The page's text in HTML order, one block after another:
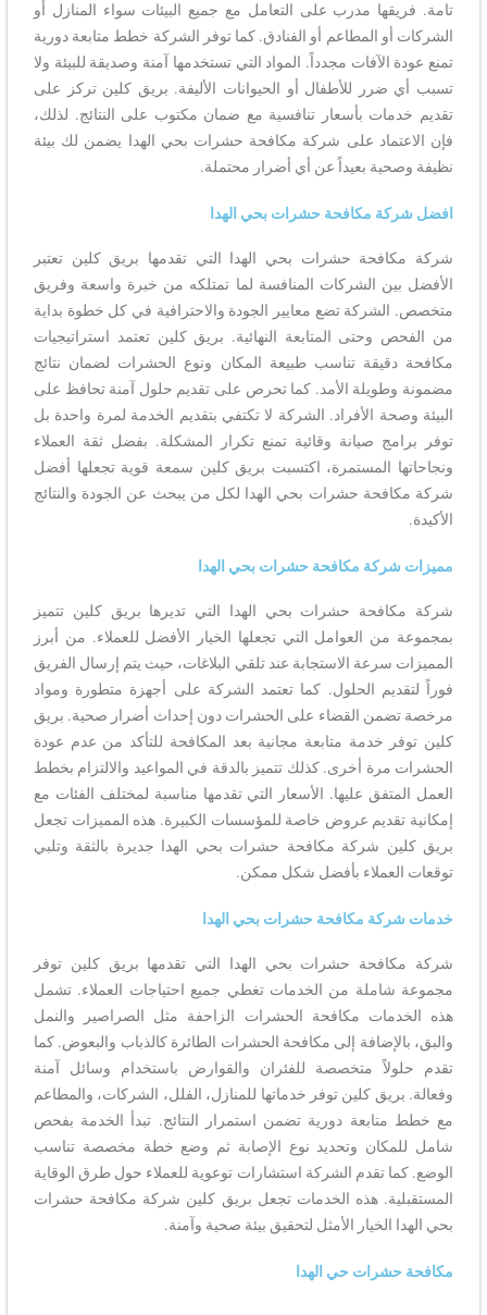
تامة. فريقها مدرب على التعامل مع جميع البيئات سواء المنازل أو
الشركات أو المطاعم أو الفنادق. كما توفر الشركة خطط متابعة دورية
تمنع عودة الآفات مجدداً. المواد التي تستخدمها آمنة وصديقة للبيئة ولا
تسبب أي ضرر للأطفال أو الحيوانات الأليفة. بريق كلين تركز على
تقديم خدمات بأسعار تنافسية مع ضمان مكتوب على النتائج. لذلك،
فإن الاعتماد على شركة مكافحة حشرات بحي الهدا يضمن لك بيئة
نظيفة وصحية بعيداً عن أي أضرار محتملة.
افضل شركة مكافحة حشرات بحي الهدا
شركة مكافحة حشرات بحي الهدا التي تقدمها بريق كلين تعتبر
الأفضل بين الشركات المنافسة لما تمتلكه من خبرة واسعة وفريق
متخصص. الشركة تضع معايير الجودة والاحترافية في كل خطوة بداية
من الفحص وحتى المتابعة النهائية. بريق كلين تعتمد استراتيجيات
مكافحة دقيقة تناسب طبيعة المكان ونوع الحشرات لضمان نتائج
مضمونة وطويلة الأمد. كما تحرص على تقديم حلول آمنة تحافظ على
البيئة وصحة الأفراد. الشركة لا تكتفي بتقديم الخدمة لمرة واحدة بل
توفر برامج صيانة وقائية تمنع تكرار المشكلة. بفضل ثقة العملاء
ونجاحاتها المستمرة، اكتسبت بريق كلين سمعة قوية تجعلها أفضل
شركة مكافحة حشرات بحي الهدا لكل من يبحث عن الجودة والنتائج
الأكيدة.
مميزات شركة مكافحة حشرات بحي الهدا
شركة مكافحة حشرات بحي الهدا التي تديرها بريق كلين تتميز
بمجموعة من العوامل التي تجعلها الخيار الأفضل للعملاء. من أبرز
المميزات سرعة الاستجابة عند تلقي البلاغات، حيث يتم إرسال الفريق
فوراً لتقديم الحلول. كما تعتمد الشركة على أجهزة متطورة ومواد
مرخصة تضمن القضاء على الحشرات دون إحداث أضرار صحية. بريق
كلين توفر خدمة متابعة مجانية بعد المكافحة للتأكد من عدم عودة
الحشرات مرة أخرى. كذلك تتميز بالدقة في المواعيد والالتزام بخطط
العمل المتفق عليها. الأسعار التي تقدمها مناسبة لمختلف الفئات مع
إمكانية تقديم عروض خاصة للمؤسسات الكبيرة. هذه المميزات تجعل
بريق كلين شركة مكافحة حشرات بحي الهدا جديرة بالثقة وتلبي
توقعات العملاء بأفضل شكل ممكن.
خدمات شركة مكافحة حشرات بحي الهدا
شركة مكافحة حشرات بحي الهدا التي تقدمها بريق كلين توفر
مجموعة شاملة من الخدمات تغطي جميع احتياجات العملاء. تشمل
هذه الخدمات مكافحة الحشرات الزاحفة مثل الصراصير والنمل
والبق، بالإضافة إلى مكافحة الحشرات الطائرة كالذباب والبعوض. كما
تقدم حلولاً متخصصة للفئران والقوارض باستخدام وسائل آمنة
وفعالة. بريق كلين توفر خدماتها للمنازل، الفلل، الشركات، والمطاعم
مع خطط متابعة دورية تضمن استمرار النتائج. تبدأ الخدمة بفحص
شامل للمكان وتحديد نوع الإصابة ثم وضع خطة مخصصة تناسب
الوضع. كما تقدم الشركة استشارات توعوية للعملاء حول طرق الوقاية
المستقبلية. هذه الخدمات تجعل بريق كلين شركة مكافحة حشرات
بحي الهدا الخيار الأمثل لتحقيق بيئة صحية وآمنة.
مكافحة حشرات حي الهدا